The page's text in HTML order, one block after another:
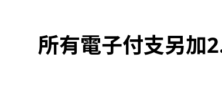
所有電子付支另加